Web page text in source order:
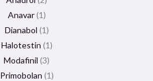
Anavar 1
Dianabol 1
Halotestin 1
Modafinil 3
Primobolan 1